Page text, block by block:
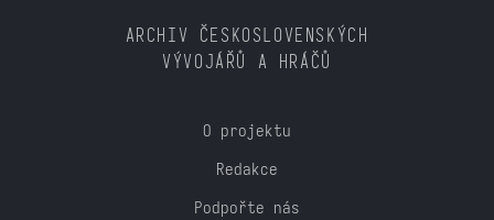
ARCHIV ČESKOSLOVENSKÝCH
VÝVOJÁŘŮ A HRÁČŮ
O projektu
Redakce
Podpořte nás